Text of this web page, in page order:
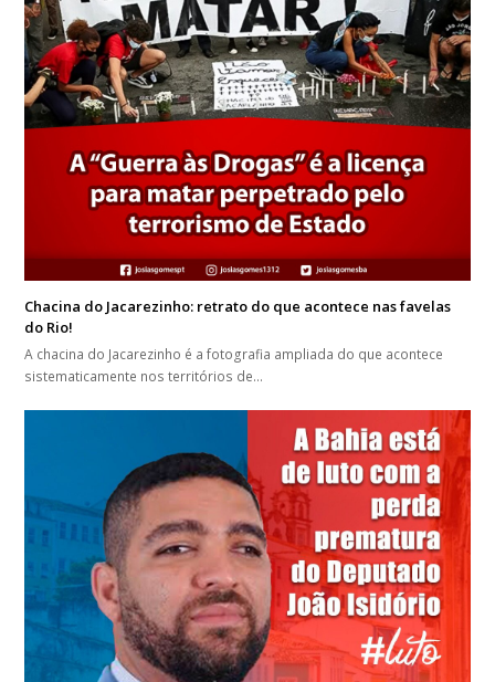
Chacina do Jacarezinho: retrato do que acontece nas favelas
do Rio!
A chacina do Jacarezinho é a fotografia ampliada do que acontece
sistematicamente nos territórios de…